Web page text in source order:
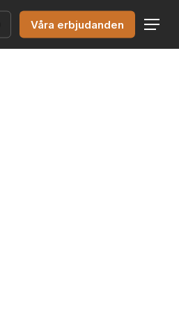
Våra erbjudanden Menu